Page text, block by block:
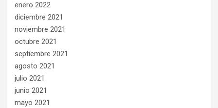
enero 2022
diciembre 2021
noviembre 2021
octubre 2021
septiembre 2021
agosto 2021
julio 2021
junio 2021
mayo 2021